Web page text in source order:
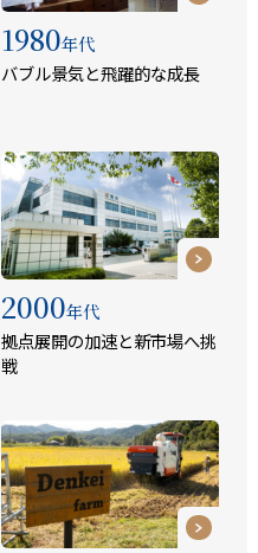
1980年代
バブル景気と飛躍的な成長
2000年代
拠点展開の加速と新市場へ挑
戦